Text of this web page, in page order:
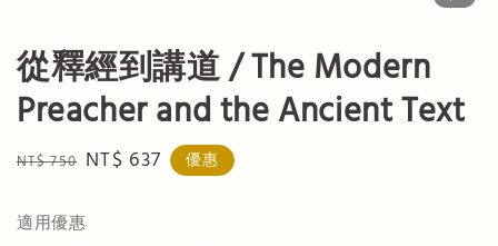
從釋經到講道 / The Modern
Preacher and the Ancient Text
Regular
NT$ 750 Sale
NT$ 637 優惠
適用優惠